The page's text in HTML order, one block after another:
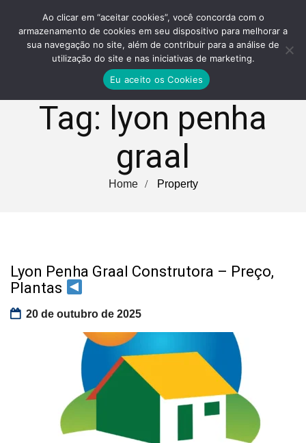
Tag: lyon penha
graal
Home Property
Lyon Penha Graal Construtora – Preço,
Plantas
20 de outubro de 2025
Ao clicar em “aceitar cookies”, você concorda com o
armazenamento de cookies em seu dispositivo para melhorar a
sua navegação no site, além de contribuir para a análise de
utilização do site e nas iniciativas de marketing.
Eu aceito os Cookies